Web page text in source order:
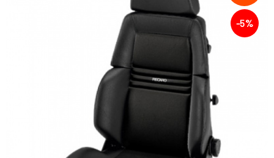
-5%